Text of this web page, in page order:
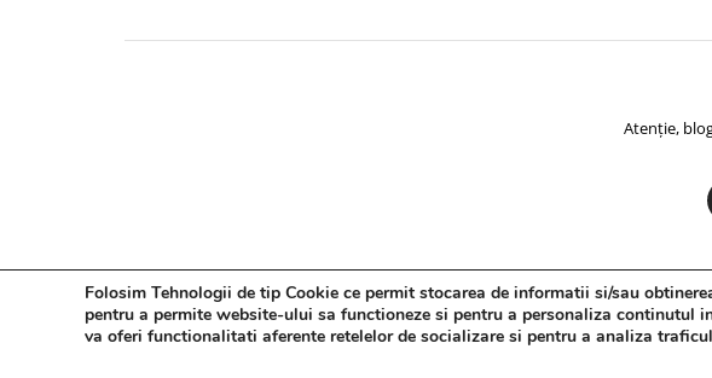
Atenție,
Folosim Tehnologii de tip Cookie ce permit stocarea de informatii si/sau
pentru a permite website-ului sa functioneze si pentru a personaliza continutul
va oferi functionalitati aferente retelelor de socializare si pentru a analiza